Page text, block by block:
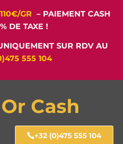
GR – PAIEMENT CASH
DE TAXE !
SUR RDV AU
555 104
Cash
+32 (0)475 555 104